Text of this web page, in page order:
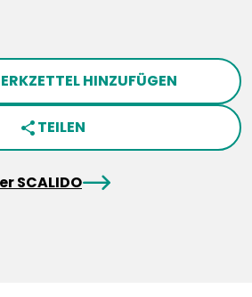
HINZUFÜGEN
share TEILEN
SCALIDOarrowRight